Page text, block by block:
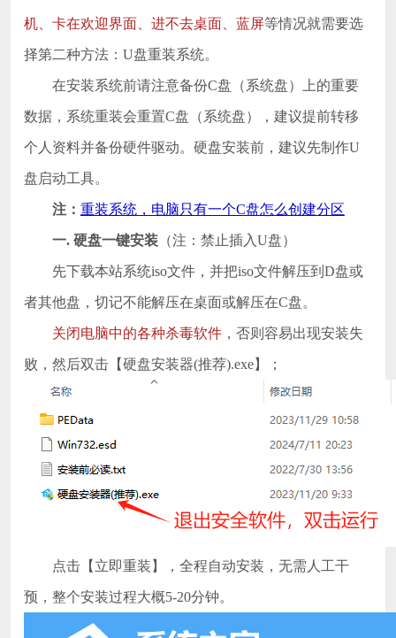
机、卡在欢迎界面、进不去桌面、蓝屏等情况就需要选
择第二种方法：U盘重装系统。
在安装系统前请注意备份C盘（系统盘）上的重要
数据，系统重装会重置C盘（系统盘），建议提前转移
个人资料并备份硬件驱动。硬盘安装前，建议先制作U
盘启动工具。
注： 重装系统，电脑只有一个C盘怎么创建分区
一. 硬盘一键安装（注：禁止插入U盘）
先下载本站系统iso文件，并把iso文件解压到D盘或
者其他盘，切记不能解压在桌面或解压在C盘。
关闭电脑中的各种杀毒软件，否则容易出现安装失
败，然后双击【硬盘安装器(推荐).exe】；
点击【立即重装】，全程自动安装，无需人工干
预，整个安装过程大概5-20分钟。